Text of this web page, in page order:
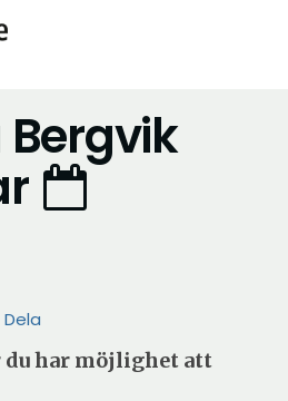
Dela
du har möjlighet att